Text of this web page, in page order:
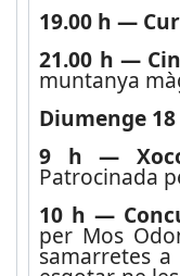
19.00 h —
21.00 h —
muntanya
Diumenge
9 h —
Patrocinada
10 h —
per Mos
samarretes